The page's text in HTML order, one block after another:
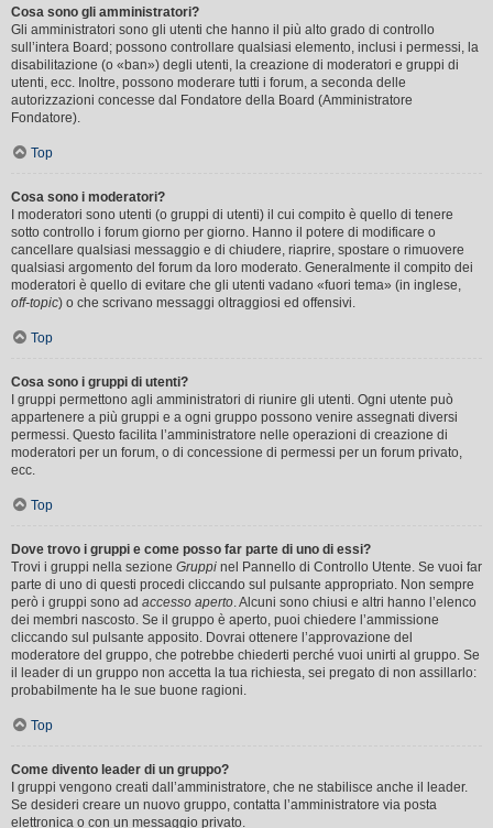
Cosa sono gli amministratori?
Gli amministratori sono gli utenti che hanno il più alto grado di controllo
sull’intera Board; possono controllare qualsiasi elemento, inclusi i permessi, la
disabilitazione (o «ban») degli utenti, la creazione di moderatori e gruppi di
utenti, ecc. Inoltre, possono moderare tutti i forum, a seconda delle
autorizzazioni concesse dal Fondatore della Board (Amministratore
Fondatore).
Top
Cosa sono i moderatori?
I moderatori sono utenti (o gruppi di utenti) il cui compito è quello di tenere
sotto controllo i forum giorno per giorno. Hanno il potere di modificare o
cancellare qualsiasi messaggio e di chiudere, riaprire, spostare o rimuovere
qualsiasi argomento del forum da loro moderato. Generalmente il compito dei
moderatori è quello di evitare che gli utenti vadano «fuori tema» (in inglese,
off-topic) o che scrivano messaggi oltraggiosi ed offensivi.
Top
Cosa sono i gruppi di utenti?
I gruppi permettono agli amministratori di riunire gli utenti. Ogni utente può
appartenere a più gruppi e a ogni gruppo possono venire assegnati diversi
permessi. Questo facilita l’amministratore nelle operazioni di creazione di
moderatori per un forum, o di concessione di permessi per un forum privato,
ecc.
Top
Dove trovo i gruppi e come posso far parte di uno di essi?
Trovi i gruppi nella sezione Gruppi nel Pannello di Controllo Utente. Se vuoi far
parte di uno di questi procedi cliccando sul pulsante appropriato. Non sempre
però i gruppi sono ad accesso aperto. Alcuni sono chiusi e altri hanno l’elenco
dei membri nascosto. Se il gruppo è aperto, puoi chiedere l’ammissione
cliccando sul pulsante apposito. Dovrai ottenere l’approvazione del
moderatore del gruppo, che potrebbe chiederti perché vuoi unirti al gruppo. Se
il leader di un gruppo non accetta la tua richiesta, sei pregato di non assillarlo:
probabilmente ha le sue buone ragioni.
Top
Come divento leader di un gruppo?
I gruppi vengono creati dall’amministratore, che ne stabilisce anche il leader.
Se desideri creare un nuovo gruppo, contatta l’amministratore via posta
elettronica o con un messaggio privato.